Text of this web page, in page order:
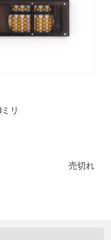
リ
売切れ